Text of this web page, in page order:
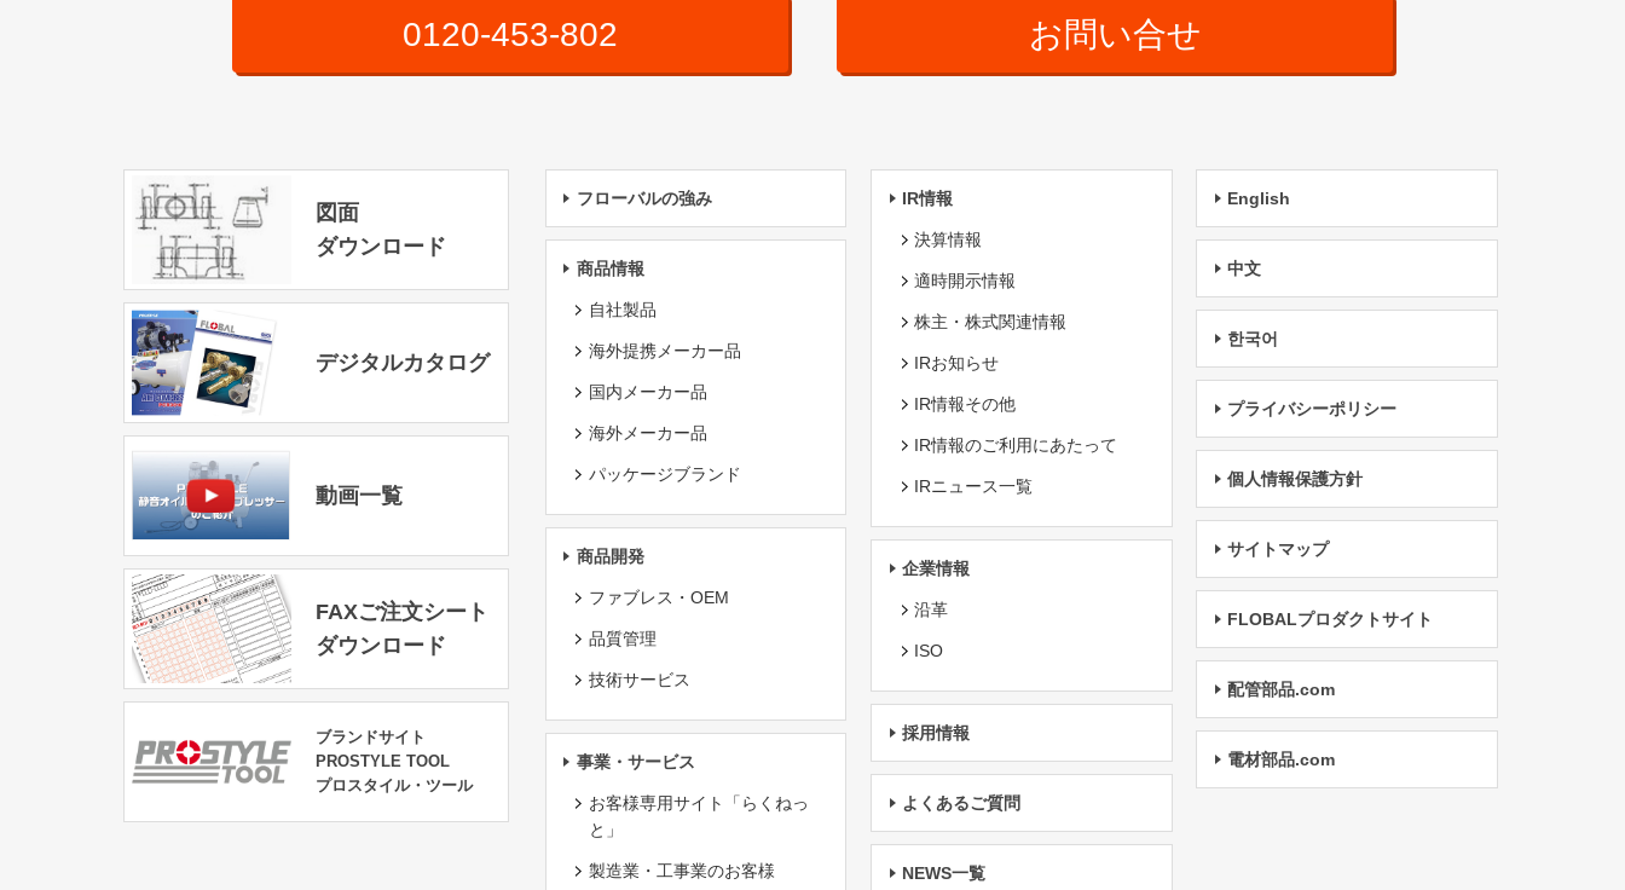
0120-453-802 お問い合せ
図面
ダウンロード
デジタルカタログ
動画一覧
FAXご注文シート
ダウンロード
ブランドサイト
PROSTYLE TOOL
プロスタイル・ツール
フローバルの強み
商品情報
自社製品
海外提携メーカー品
国内メーカー品
海外メーカー品
パッケージブランド
商品開発
ファブレス・OEM
品質管理
技術サービス
事業・サービス
お客様専用サイト「らくねっ
と」
製造業・工事業のお客様
IR情報
決算情報
適時開示情報
株主・株式関連情報
IRお知らせ
IR情報その他
IR情報のご利用にあたって
IRニュース一覧
企業情報
沿革
ISO
採用情報
よくあるご質問
NEWS一覧
English
中文
한국어
プライバシーポリシー
個人情報保護方針
サイトマップ
FLOBALプロダクトサイト
配管部品.com
電材部品.com